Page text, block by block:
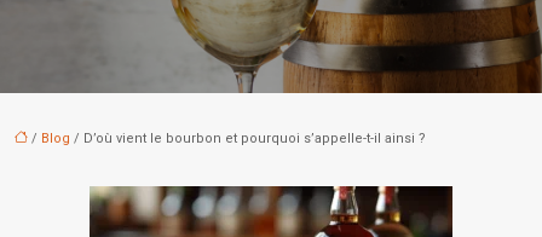
/ Blog / D’où vient le bourbon et pourquoi s’appelle-t-il ainsi ?